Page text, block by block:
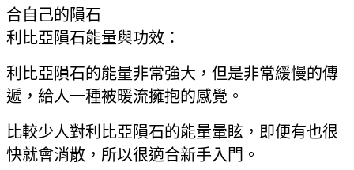
利比亞隕石能量與功效：
利比亞隕石的能量非常強大，但是非常緩慢的傳
遞，給人一種被暖流擁抱的感覺。
比較少人對利比亞隕石的能量暈眩，即便有也很
快就會消散，所以很適合新手入門。